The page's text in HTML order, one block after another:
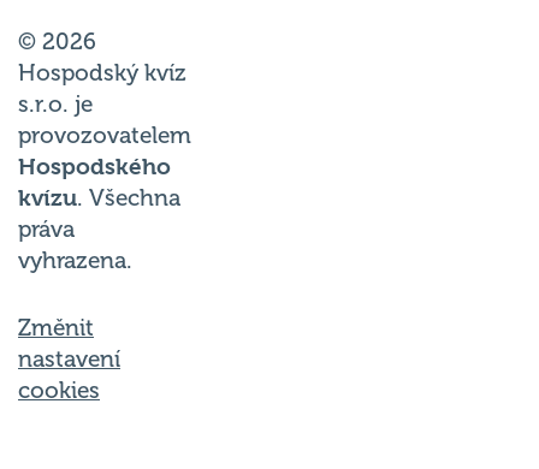
© 2026
Hospodský kvíz
s.r.o. je
provozovatelem
Hospodského
kvízu. Všechna
práva
vyhrazena.
Změnit
nastavení
cookies